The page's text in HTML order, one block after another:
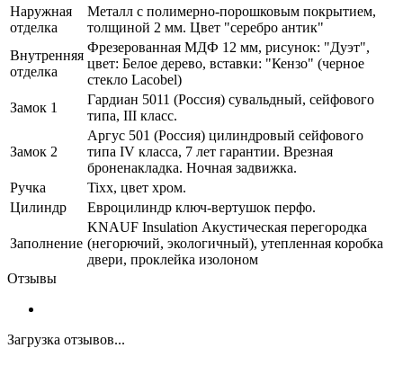
Наружная
отделка
Металл с полимерно-порошковым покрытием,
толщиной 2 мм. Цвет "серебро антик"
Внутренняя
отделка
Фрезерованная МДФ 12 мм, рисунок: "Дуэт",
цвет: Белое дерево, вставки: "Кензо" (черное
стекло Lacobel)
Замок 1
Гардиан 5011 (Россия) сувальдный, сейфового
типа, III класс.
Замок 2
Аргус 501 (Россия) цилиндровый сейфового
типа IV класса, 7 лет гарантии. Врезная
броненакладка. Ночная задвижка.
Ручка
Tixx, цвет хром.
Цилиндр
Евроцилиндр ключ-вертушок перфо.
Заполнение
KNAUF Insulation Акустическая перегородка
(негорючий, экологичный), утепленная коробка
двери, проклейка изолоном
Отзывы
Загрузка отзывов...